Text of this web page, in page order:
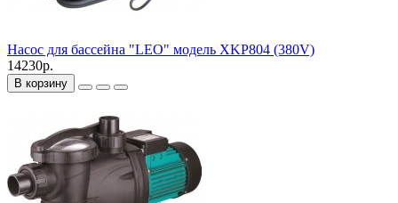
Насос для бассейна "LEO" модель XKP804 (380V)
14230р.
В корзину